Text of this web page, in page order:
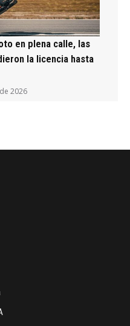
en plena calle, las
la licencia hasta
2026